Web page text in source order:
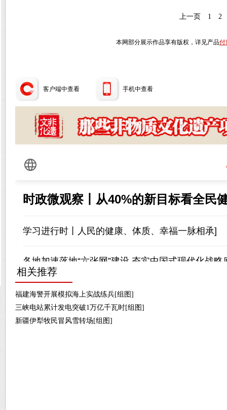
上一页 1 2
本网部分展示作品享有版权，详见产品付
客户端中查看 手机中查看
相关推荐
福建海警开展模拟海上实战练兵[组图]
三峡电站累计发电突破1万亿千瓦时[组图]
新疆伊犁牧民冒风雪转场[组图]